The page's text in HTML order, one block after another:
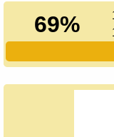
69%